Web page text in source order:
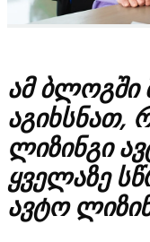
ამ ბლოგში
აგიხსნათ,
ლიზინგი
ყველაზე
ავტო